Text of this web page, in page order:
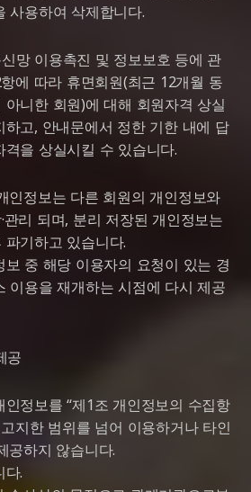
사용하여 삭제합니다.
망 이용촉진 및 정보보호 등에 관
에 따라 휴면회원(최근 12개월 동
니한 회원)에 대해 회원자격 상실
고, 안내문에서 정한 기한 내에 답
을 상실시킬 수 있습니다.
인정보는 다른 회원의 개인정보와
관리 되며, 분리 저장된 개인정보는
기하고 있습니다.
중 해당 이용자의 요청이 있는 경
이용을 재개하는 시점에 다시 제공
공
정보를 “제1조 개인정보의 수집항
지한 범위를 넘어 이용하거나 타인
공하지 않습니다.
.